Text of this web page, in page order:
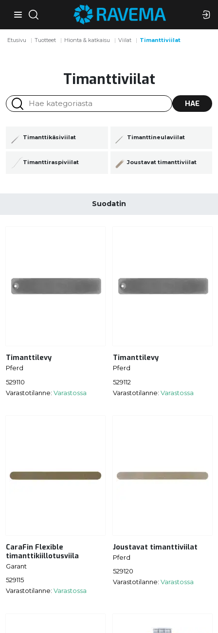
Etusivu Tuotteet Hionta & katkaisu Viilat Timanttiviilat
Timanttiviilat
HAE
Timanttikäsiviilat Timanttineulaviilat
Timanttiraspiviilat Joustavat timanttiviilat
Suodatin
Timanttilevy
Pferd
529110
Varastotilanne: Varastossa
Timanttilevy
Pferd
529112
Varastotilanne: Varastossa
CaraFin Flexible
timanttikiillotusviila
Garant
529115
Varastotilanne: Varastossa
Joustavat timanttiviilat
Pferd
529120
Varastotilanne: Varastossa